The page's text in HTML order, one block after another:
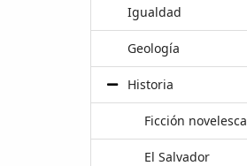
Igualdad
Geología
Historia
Ficción novelesca
El Salvador